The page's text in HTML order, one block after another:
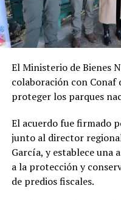
El Ministerio de Bienes
colaboración con Conaf
proteger los parques
El acuerdo fue firmado
junto al director
García, y establece una
a la protección y
de predios fiscales.